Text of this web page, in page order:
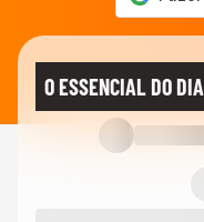
O ESSENCIAL DO DIA